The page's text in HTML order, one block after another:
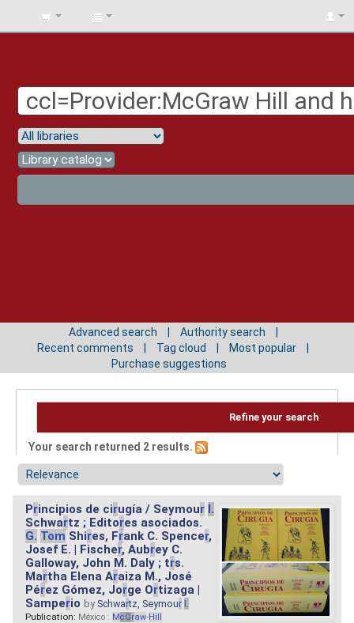
BIBLIOTECA
Advanced search
Authority search
Recent comments
Tag cloud
Most popular
Purchase suggestions
Refine your search
Your search returned 2 results.
Principios de cirugía / Seymour I.
Schwartz ; Editores asociados.
G. Tom Shires, Frank C. Spencer,
Josef E. | Fischer, Aubrey C.
Galloway, John M. Daly ; trs.
Martha Elena Araiza M., José
Pérez Gómez, Jorge Ortizaga |
Samperio by Schwartz, Seymour I.
Publication: México : McGraw-Hill